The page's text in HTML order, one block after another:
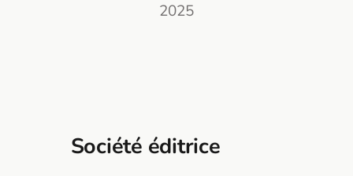
2025
Société éditrice